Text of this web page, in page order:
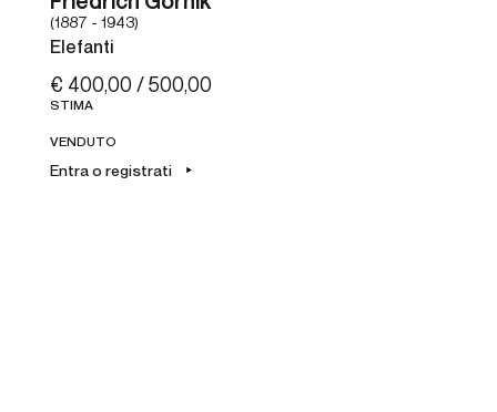
(1887 - 1943)
Elefanti
€ 400,00 / 500,00
STIMA
VENDUTO
Entra o registrati